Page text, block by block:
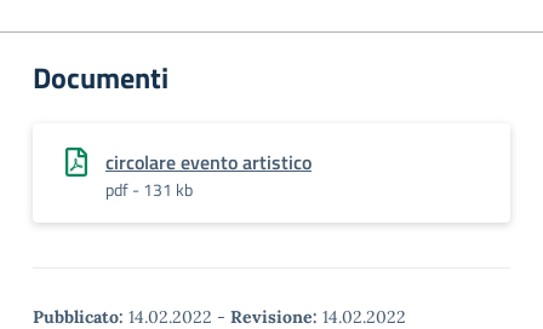
Documenti
circolare evento artistico
pdf - 131 kb
Pubblicato: 14.02.2022 - Revisione: 14.02.2022